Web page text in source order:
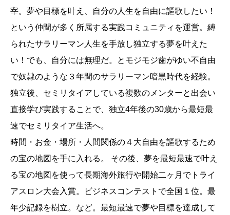
宰。夢や目標を叶え、自分の人生を自由に謳歌したい！
という仲間が多く所属する実践コミュニティを運営。縛
られたサラリーマン人生を手放し独立する夢を叶えた
い！でも、自分には無理だ。とモジモジ歯がゆい不自由
で奴隷のような３年間のサラリーマン暗黒時代を経験。
独立後、セミリタイアしている複数のメンターと出会い
直接学び実践することで、独立4年後の30歳から最短最
速でセミリタイア生活へ。
時間・お金・場所・人間関係の４大自由を謳歌するため
の宝の地図を手に入れる。 その後、夢を最短最速で叶え
る宝の地図を使って長期海外旅行や開始二ヶ月でトライ
アスロン大会入賞。ビジネスコンテストで全国１位。最
年少記録を樹立。など。最短最速で夢や目標を達成して